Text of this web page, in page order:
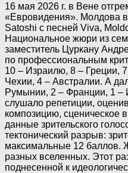
16 мая 2026 г. в Вене
«Евровидения». Молдова
Satoshi с песней Viva,
Национальное жюри из
заместитель Цуркану
по профессиональным
10 – Израилю, 8 – Греции,
Чехии, 4 – Австралии. А
Румынии, 2 – Франции, 1 –
слушало репетиции,
композицию, сценическое
данные зрительского
тектонический разрыв:
максимальные 12 баллов.
разных вселенных. Этот
поднесенной к